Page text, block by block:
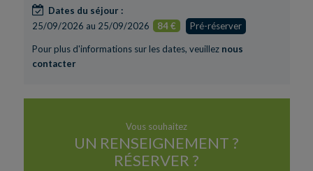
Dates du séjour :
25/09/2026 au 25/09/2026
84 € Pré-réserver
Pour plus d'informations sur les dates, veuillez nous
contacter
Vous souhaitez
UN RENSEIGNEMENT ?
RÉSERVER ?